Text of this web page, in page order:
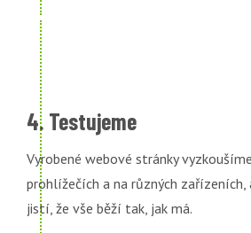
4. Testujeme
Vyrobené webové stránky
prohlížečích a na různých zařízeních,
jistí, že vše běží tak, jak má.